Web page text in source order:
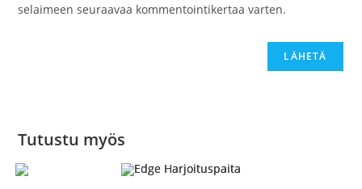
selaimeen seuraavaa kommentointikertaa varten.
Tutustu myös